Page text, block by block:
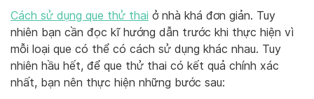
Cách sử dụng que thử thai ở nhà khá đơn giản. Tuy
nhiên bạn cần đọc kĩ hướng dẫn trước khi thực hiện vì
mỗi loại que có thể có cách sử dụng khác nhau. Tuy
nhiên hầu hết, để que thử thai có kết quả chính xác
nhất, bạn nên thực hiện những bước sau: